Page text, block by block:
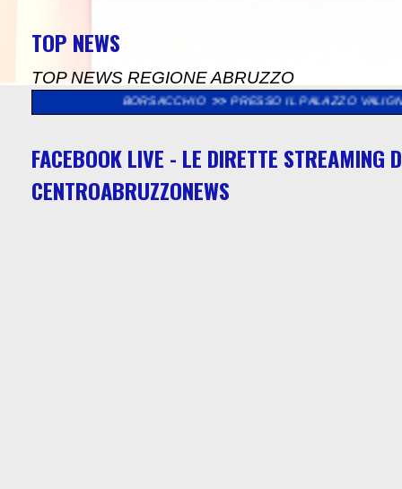
TOP NEWS
TOP NEWS REGIONE ABRUZZO
>> PRESSO IL PALAZZO VALIGNANI DI
FACEBOOK LIVE - LE DIRETTE STREAMING
CENTROABRUZZONEWS